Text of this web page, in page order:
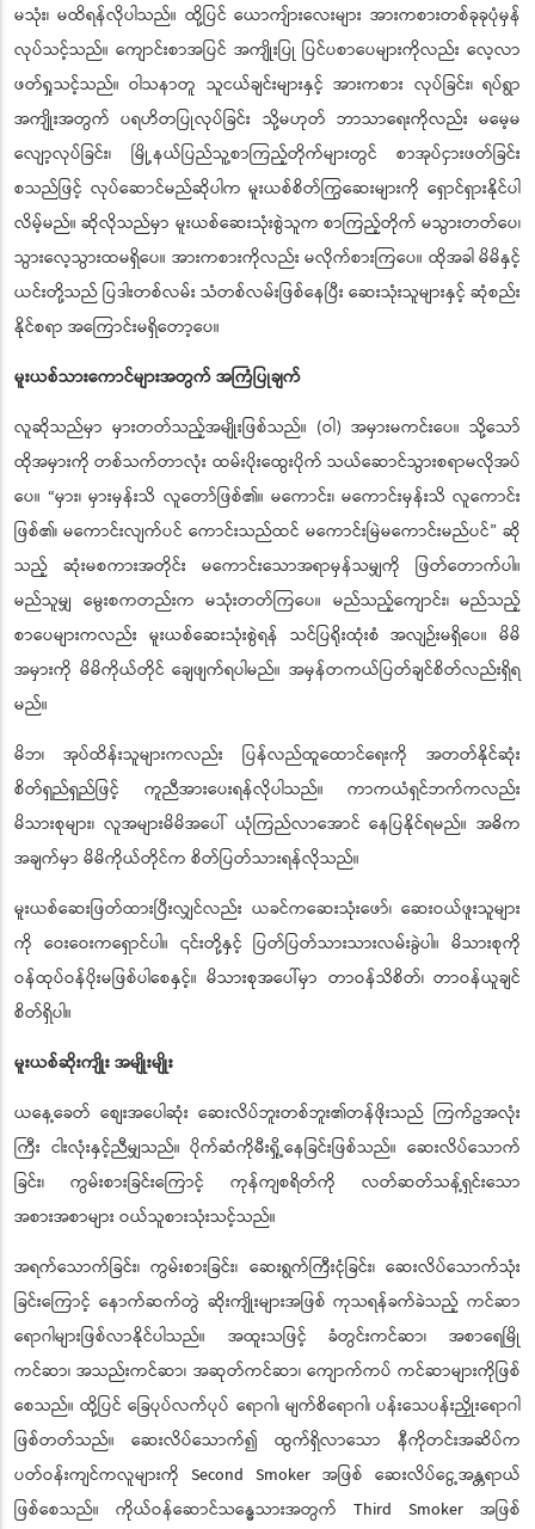
မသုံး၊ မထိရန်လိုပါသည်။ ထို့ပြင် ယောကျ်ားလေးများ အားကစားတစ်ခုခုပုံမှန်
လုပ်သင့်သည်။ ကျောင်းစာအပြင် အကျိုးပြု ပြင်ပစာပေများကိုလည်း လေ့လာ
ဖတ်ရှုသင့်သည်။ ဝါသနာတူ သူငယ်ချင်းများနှင့် အားကစား လုပ်ခြင်း၊ ရပ်ရွာ
အကျိုးအတွက် ပရဟိတပြုလုပ်ခြင်း သို့မဟုတ် ဘာသာရေးကိုလည်း မမေ့မ
လျော့လုပ်ခြင်း၊ မြို့နယ်ပြည်သူ့စာကြည့်တိုက်များတွင် စာအုပ်ငှားဖတ်ခြင်း
စသည်ဖြင့် လုပ်ဆောင်မည်ဆိုပါက မူးယစ်စိတ်ကြွဆေးများကို ရှောင်ရှားနိုင်ပါ
လိမ့်မည်။ ဆိုလိုသည်မှာ မူးယစ်ဆေးသုံးစွဲသူက စာကြည့်တိုက် မသွားတတ်ပေ၊
သွားလေ့သွားထမရှိပေ။ အားကစားကိုလည်း မလိုက်စားကြပေ။ ထိုအခါ မိမိနှင့်
ယင်းတို့သည် ပြဒါးတစ်လမ်း သံတစ်လမ်းဖြစ်နေပြီး ဆေးသုံးသူများနှင့် ဆုံစည်း
နိုင်စရာ အကြောင်းမရှိတော့ပေ။
မူးယစ်သားကောင်များအတွက် အကြံပြုချက်
လူဆိုသည်မှာ မှားတတ်သည့်အမျိုးဖြစ်သည်။ (ဝါ) အမှားမကင်းပေ။ သို့သော်
ထိုအမှားကို တစ်သက်တာလုံး ထမ်းပိုးထွေးပိုက် သယ်ဆောင်သွားစရာမလိုအပ်
ပေ။ “မှား၊ မှားမှန်းသိ လူတော်ဖြစ်၏။ မကောင်း၊ မကောင်းမှန်းသိ လူကောင်း
ဖြစ်၏၊ မကောင်းလျက်ပင် ကောင်းသည်ထင် မကောင်းမြဲမကောင်းမည်ပင်” ဆို
သည့် ဆုံးမစကားအတိုင်း မကောင်းသောအရာမှန်သမျှကို ဖြတ်တောက်ပါ။
မည်သူမျှ မွေးစကတည်းက မသုံးတတ်ကြပေ။ မည်သည့်ကျောင်း၊ မည်သည့်
စာပေများကလည်း မူးယစ်ဆေးသုံးစွဲရန် သင်ပြရိုးထုံးစံ အလျဉ်းမရှိပေ။ မိမိ
အမှားကို မိမိကိုယ်တိုင် ချေဖျက်ရပါမည်။ အမှန်တကယ်ပြတ်ချင်စိတ်လည်းရှိရ
မည်။
မိဘ၊ အုပ်ထိန်းသူများကလည်း ပြန်လည်ထူထောင်ရေးကို အတတ်နိုင်ဆုံး
စိတ်ရှည်ရှည်ဖြင့် ကူညီအားပေးရန်လိုပါသည်။ ကာကယံရှင်ဘက်ကလည်း
မိသားစုများ၊ လူအများမိမိအပေါ် ယုံကြည်လာအောင် နေပြနိုင်ရမည်။ အဓိက
အချက်မှာ မိမိကိုယ်တိုင်က စိတ်ပြတ်သားရန်လိုသည်။
မူးယစ်ဆေးဖြတ်ထားပြီးလျှင်လည်း ယခင်ကဆေးသုံးဖော်၊ ဆေးဝယ်ဖူးသူများ
ကို ဝေးဝေးကရှောင်ပါ။ ၎င်းတို့နှင့် ပြတ်ပြတ်သားသားလမ်းခွဲပါ။ မိသားစုကို
ဝန်ထုပ်ဝန်ပိုးမဖြစ်ပါစေနှင့်။ မိသားစုအပေါ်မှာ တာဝန်သိစိတ်၊ တာဝန်ယူချင်
စိတ်ရှိပါ။
မူးယစ်ဆိုးကျိုး အမျိုးမျိုး
ယနေ့ခေတ် စျေးအပေါဆုံး ဆေးလိပ်ဘူးတစ်ဘူး၏တန်ဖိုးသည် ကြက်ဥအလုံး
ကြီး ငါးလုံးနှင့်ညီမျှသည်။ ပိုက်ဆံကိုမီးရှို့နေခြင်းဖြစ်သည်။ ဆေးလိပ်သောက်
ခြင်း၊ ကွမ်းစားခြင်းကြောင့် ကုန်ကျစရိတ်ကို လတ်ဆတ်သန့်ရှင်းသော
အစားအစာများ ဝယ်သူစားသုံးသင့်သည်။
အရက်သောက်ခြင်း၊ ကွမ်းစားခြင်း၊ ဆေးရွက်ကြီးငုံခြင်း၊ ဆေးလိပ်သောက်သုံး
ခြင်းကြောင့် နောက်ဆက်တွဲ ဆိုးကျိုးများအဖြစ် ကုသရန်ခက်ခဲသည့် ကင်ဆာ
ရောဂါများဖြစ်လာနိုင်ပါသည်။ အထူးသဖြင့် ခံတွင်းကင်ဆာ၊ အစာရေမြို
ကင်ဆာ၊ အသည်းကင်ဆာ၊ အဆုတ်ကင်ဆာ၊ ကျောက်ကပ် ကင်ဆာများကိုဖြစ်
စေသည်။ ထို့ပြင် ခြေပုပ်လက်ပုပ် ရောဂါ၊ မျက်စိရောဂါ၊ ပန်းသေပန်းညှိုးရောဂါ
ဖြစ်တတ်သည်။ ဆေးလိပ်သောက်၍ ထွက်ရှိလာသော နီကိုတင်းအဆိပ်က
ပတ်ဝန်းကျင်ကလူများကို Second Smoker အဖြစ် ဆေးလိပ်ငွေ့အန္တရာယ်
ဖြစ်စေသည်။ ကိုယ်ဝန်ဆောင်သန္ဓေသားအတွက် Third Smoker အဖြစ်